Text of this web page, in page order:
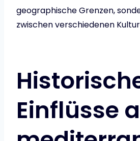
geographische Grenzen,
zwischen verschiedenen
Einflüsse